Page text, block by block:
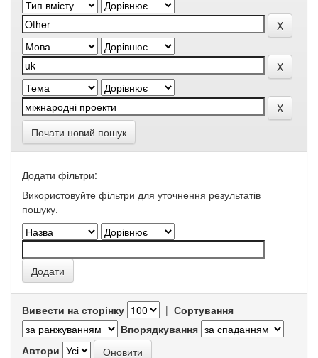
Почати новий пошук
Додати фільтри:
Використовуйте фільтри для уточнення результатів
пошуку.
Вивести на сторінку | Сортування
Впорядкування
Автори